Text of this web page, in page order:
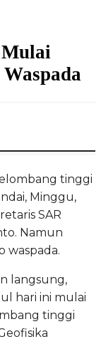
Mulai
tinggi
Minggu,
SAR
Namun
waspada.
langsung,
hari ini mulai
tinggi